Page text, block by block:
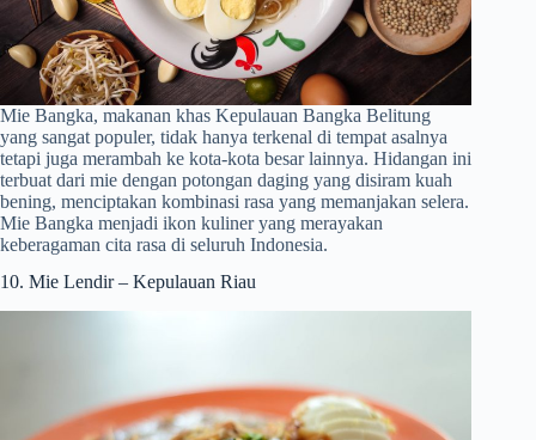
Mie Bangka, makanan khas Kepulauan Bangka Belitung
yang sangat populer, tidak hanya terkenal di tempat asalnya
tetapi juga merambah ke kota-kota besar lainnya. Hidangan ini
terbuat dari mie dengan potongan daging yang disiram kuah
bening, menciptakan kombinasi rasa yang memanjakan selera.
Mie Bangka menjadi ikon kuliner yang merayakan
keberagaman cita rasa di seluruh Indonesia.
10. Mie Lendir – Kepulauan Riau